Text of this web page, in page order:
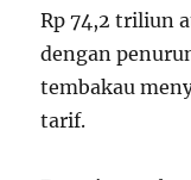
Rp 74,2 triliun
dengan
tembakau
tarif.